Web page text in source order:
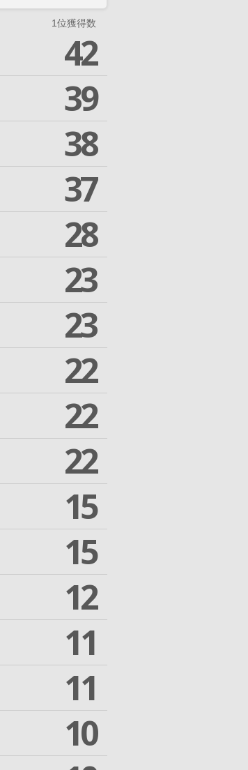
1位獲得数
42
39
38
37
28
23
23
22
22
22
15
15
12
11
11
10